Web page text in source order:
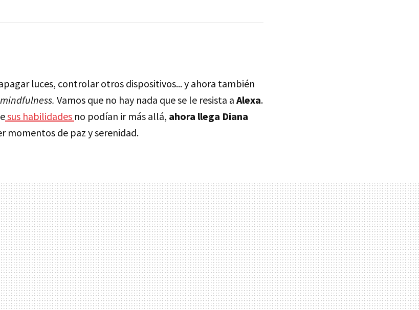
luces, controlar otros dispositivos... y ahora también
mindfulness. Vamos que no hay nada que se le resista a Alexa.
sus habilidades no podían ir más allá, ahora llega Diana
momentos de paz y serenidad.